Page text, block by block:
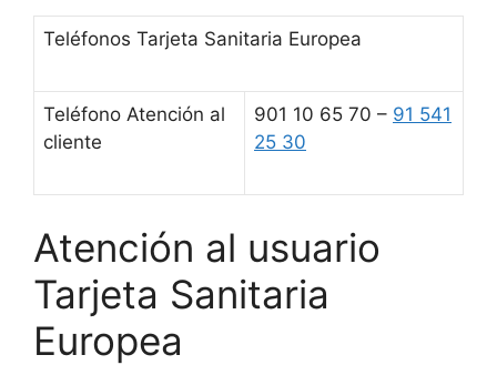
Teléfonos Tarjeta Sanitaria Europea
Teléfono Atención al
cliente
901 10 65 70 – 91 541
25 30
Atención al usuario
Tarjeta Sanitaria
Europea